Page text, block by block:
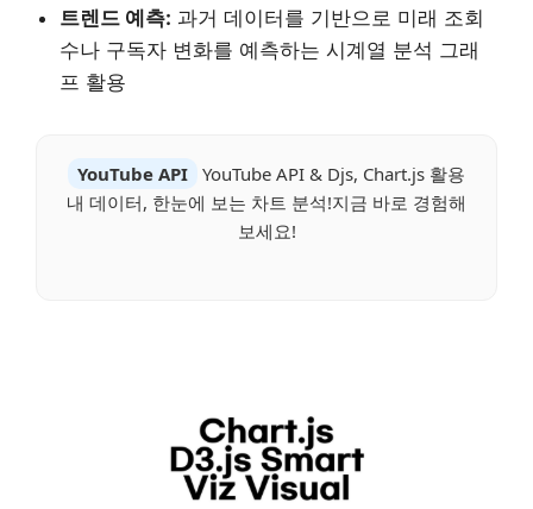
트렌드 예측: 과거 데이터를 기반으로 미래 조회
수나 구독자 변화를 예측하는 시계열 분석 그래
프 활용
YouTube API YouTube API & Djs, Chart.js 활용
내 데이터, 한눈에 보는 차트 분석!지금 바로 경험해
보세요!